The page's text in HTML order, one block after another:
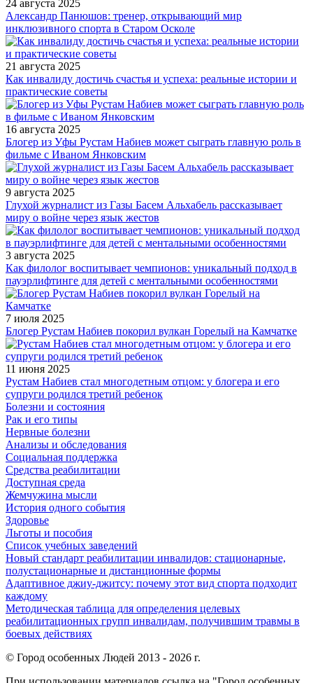
24 августа 2025
Александр Панюшов: тренер, открывающий мир
инклюзивного спорта в Старом Осколе
21 августа 2025
Как инвалиду достичь счастья и успеха: реальные истории и
практические советы
16 августа 2025
Блогер из Уфы Рустам Набиев может сыграть главную роль в
фильме с Иваном Янковским
9 августа 2025
Глухой журналист из Газы Басем Альхабель рассказывает
миру о войне через язык жестов
3 августа 2025
Как филолог воспитывает чемпионов: уникальный подход в
пауэрлифтинге для детей с ментальными особенностями
7 июля 2025
Блогер Рустам Набиев покорил вулкан Горелый на Камчатке
11 июня 2025
Рустам Набиев стал многодетным отцом: у блогера и его
супруги родился третий ребенок
Болезни и состояния
Рак и его типы
Нервные болезни
Анализы и обследования
Социальная поддержка
Средства реабилитации
Доступная среда
Жемчужина мысли
История одного события
Здоровье
Льготы и пособия
Список учебных заведений
Новый стандарт реабилитации инвалидов: стационарные,
полустационарные и дистанционные формы
Адаптивное джиу-джитсу: почему этот вид спорта подходит
каждому
Методическая таблица для определения целевых
реабилитационных групп инвалидам, получившим травмы в
боевых действиях
© Город особенных Людей 2013 - 2026 г.